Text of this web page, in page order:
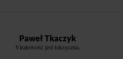
Paweł Tkaczyk
Viralowość jest toksyczna.